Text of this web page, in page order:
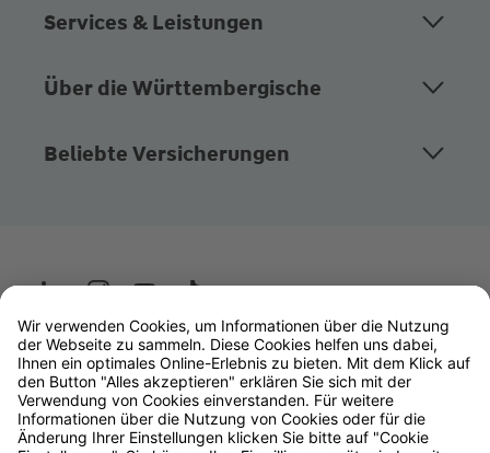
Services & Leistungen
Über die Württembergische
Beliebte Versicherungen
Wüstenrot
W&W Gruppe
OLB Bank
Makler